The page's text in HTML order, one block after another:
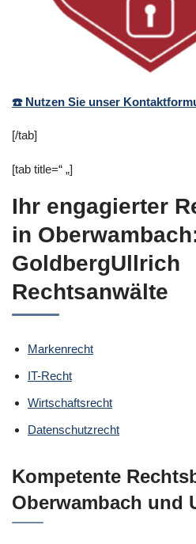
☎️ Nutzen Sie unser
[/tab]
[tab title=“ „]
Ihr engagierter
in
GoldbergUllrich
Rechtsanwälte
Markenrecht
IT-Recht
Wirtschaftsrecht
Datenschutzrecht
Kompetente
Oberwambach und